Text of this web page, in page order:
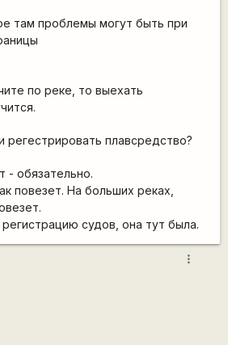
там проблемы могут быть при
по реке, то выехать
регестрировать плавсредство?
- обязательно.
повезет. На больших реках,
судов, она тут была.
more_vert